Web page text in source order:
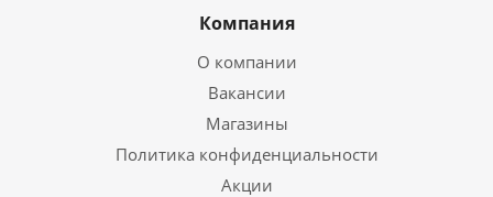
Компания
О компании
Вакансии
Магазины
Политика конфиденциальности
Акции